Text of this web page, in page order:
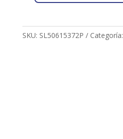
2026
LUNA
CARMONA
SKU: SL50615372P Categoría: